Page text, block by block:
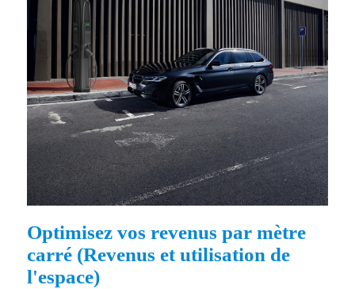
Optimisez vos revenus par mètre
carré (Revenus et utilisation de
l'espace)